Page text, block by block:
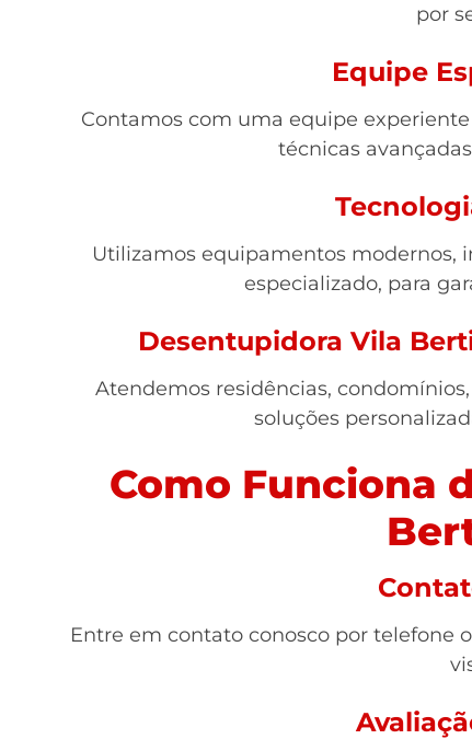
por
Equipe
Contamos com uma equipe
técnicas
Utilizamos equipamentos
especializado, para
Desentupidora Vila
Atendemos residências,
soluções
Como Funciona
Entre em contato conosco por telefone